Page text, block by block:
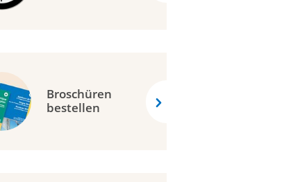
Broschüren
bestellen